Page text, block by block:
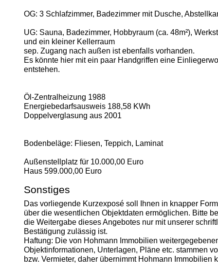
OG: 3 Schlafzimmer, Badezimmer mit Dusche,
UG: Sauna, Badezimmer, Hobbyraum (ca. 48m²),
und ein kleiner Kellerraum
sep. Zugang nach außen ist ebenfalls vorhanden.
Es könnte hier mit ein paar Handgriffen eine
entstehen.
Öl-Zentralheizung 1988
Energiebedarfsausweis 188,58 KWh
Doppelverglasung aus 2001
Bodenbeläge: Fliesen, Teppich, Laminat
Außenstellplatz für 10.000,00 Euro
Haus 599.000,00 Euro
Sonstiges
Das vorliegende Kurzexposé soll Ihnen in knapper
über die wesentlichen Objektdaten ermöglichen. Bitte
die Weitergabe dieses Angebotes nur mit unserer
Bestätigung zulässig ist.
Haftung: Die von Hohmann Immobilien
Objektinformationen, Unterlagen, Pläne etc. stammen
bzw. Vermieter, daher übernimmt Hohmann Immobilien